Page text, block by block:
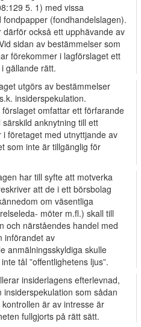
5. 1) med vissa
(fondhandelslagen).
också ett upphävande av
sidan av bestämmelser som
förekommer i lagförslaget ett
gällande rätt.
utgörs av bestämmelser
insiderspekulation.
omfattar ett förfarande
anknytning till ett
företaget med utnyttjande av
som inte är tillgänglig för
har till syfte att motverka
att de i ett börsbolag
om väsentliga
möter m.fl.) skall till
och närståendes handel med
införandet av
anmälningsskyldiga skulle
tål ”offentlighetens ljus”.
insiderlagens efterlevnad,
som sådan
är av intresse är
fullgjorts på rätt sätt.